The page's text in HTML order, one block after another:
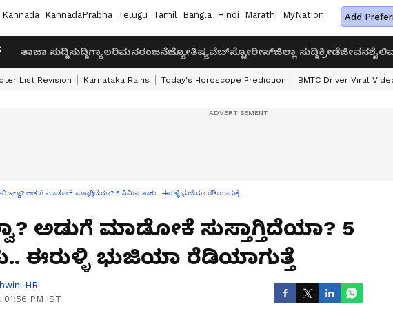
Kannada KannadaPrabha Telugu Tamil Bangla Hindi Marathi MyNation Add
ತಾಜಾ ಸುದ್ದಿಸುದ್ದಿಗ್ಯಾಲರಿಮನರಂಜನೆಜ್ಯೋತಿಷ್ಯವೆಬ್‌ಸ್ಟೋರೀಸ್ಜಿಲ್ಲಾ ಸುದ್ದಿಕ್ರೀಡೆಜೀವನಶೈಲಿ
List Revision Karnataka Rains Today's Horoscope Prediction BMTC Driver Viral
ಇಲ್ವಾ? ಅಡುಗೆ ಮಾಡೋಕೆ ಸುಸ್ತಾಗ್ತಿದೆಯಾ? 5 ನಿಮಿಷ ಸಾಕು.. ಈರುಳ್ಳಿ ಭುಜಿಯಾ ರೆಡಿಯಾಗುತ್ತೆ
ಅಡುಗೆ ಮಾಡೋಕೆ ಸುಸ್ತಾಗ್ತಿದೆಯಾ? 5
ಈರುಳ್ಳಿ ಭುಜಿಯಾ ರೆಡಿಯಾಗುತ್ತೆ
HR
01:56 PM IST